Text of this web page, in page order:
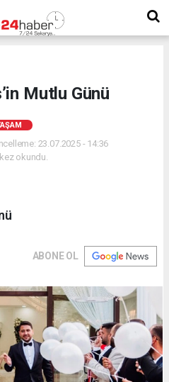
Mutlu Günü
23.07.2025 - 14:36
okundu.
ABONE OL